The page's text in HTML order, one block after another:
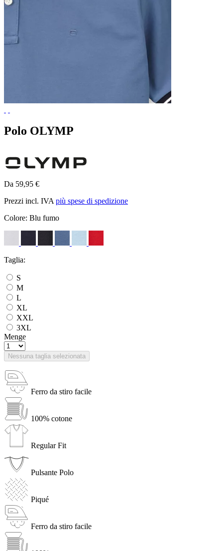
Polo OLYMP
Da 59,95 €
Prezzi incl. IVA più spese di spedizione
Colore: Blu fumo
Taglia:
S
M
L
XL
XXL
3XL
Menge
Nessuna taglia selezionata
Ferro da stiro facile
100% cotone
Regular Fit
Pulsante Polo
Piqué
Ferro da stiro facile